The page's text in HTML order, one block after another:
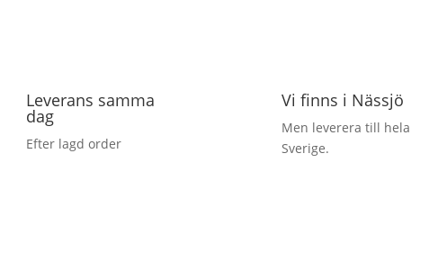
Leverans samma
dag
Efter lagd order
Vi finns i Nässjö
Men leverera till hela
Sverige.